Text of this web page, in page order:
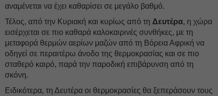
αναμένεται να έχει καθαρίσει σε μεγάλο βαθμό.
Τέλος, από την Κυριακή και κυρίως από τη Δευτέρα, η χώρα
εισέρχεται σε πιο καθαρά καλοκαιρινές συνθήκες, με τη
μεταφορά θερμών αερίων μαζών από τη Βόρεια Αφρική να
οδηγεί σε περαιτέρω άνοδο της θερμοκρασίας και σε πιο
σταθερό καιρό, παρά την παροδική επιβάρυνση από τη
σκόνη.
Ειδικότερα, τη Δευτέρα οι θερμοκρασίες θα ξεπεράσουν τους